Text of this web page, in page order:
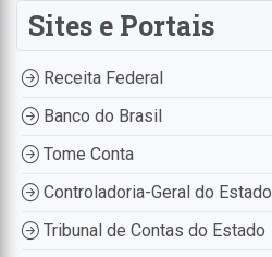
Sites e Portais
Receita Federal
Banco do Brasil
Tome Conta
Controladoria-Geral do Estado
Tribunal de Contas do Estado